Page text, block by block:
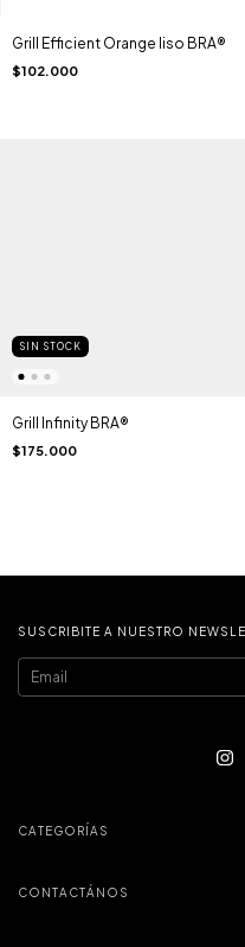
Grill Efficient Orange liso BRA®
$102.000
SIN STOCK
Grill Infinity BRA®
$175.000
SUSCRIBITE A NUESTRO
CATEGORÍAS
CONTACTÁNOS